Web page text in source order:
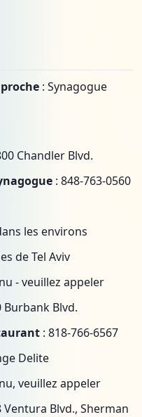
: Synagogue
Chandler Blvd.
: 848-763-0560
les environs
de Tel Aviv
- veuillez appeler
Burbank Blvd.
: 818-766-6567
Delite
veuillez appeler
Ventura Blvd., Sherman